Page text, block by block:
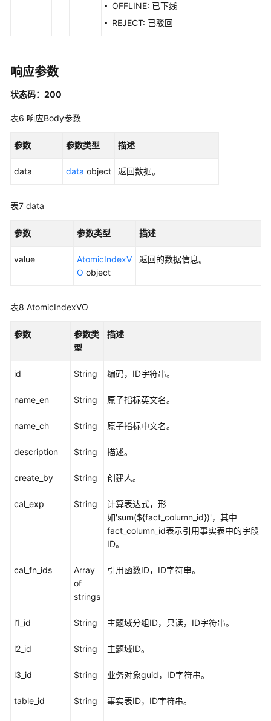
OFFLINE: 已下线
REJECT: 已驳回
响应参数
状态码：200
表6 响应Body参数
参数 参数类型 描述
data data object 返回数据。
表7 data
参数 参数类型 描述
value
AtomicIndexV
O object
返回的数据信息。
表8 AtomicIndexVO
参数
参数类
型
描述
id String 编码，ID字符串。
name_en String 原子指标英文名。
name_ch String 原子指标中文名。
description String 描述。
create_by String 创建人。
cal_exp String
计算表达式，形
如'sum(${fact_column_id})'，其中
fact_column_id表示引用事实表中的字段
ID。
cal_fn_ids
Array
of
strings
引用函数ID，ID字符串。
l1_id String 主题域分组ID，只读，ID字符串。
l2_id String 主题域ID。
l3_id String 业务对象guid，ID字符串。
table_id String 事实表ID，ID字符串。